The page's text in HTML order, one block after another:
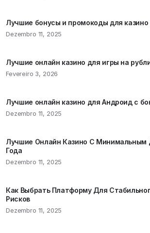
Лучшие бонусы и промокоды для казино
Dezembro 11, 2025
Лучшие онлайн казино для игры на
Fevereiro 3, 2026
Лучшие онлайн казино для Андроид с
Dezembro 11, 2025
Лучшие Онлайн Казино С Минимальным
Года
Dezembro 11, 2025
Как Выбрать Платформу Для
Рисков
Dezembro 11, 2025